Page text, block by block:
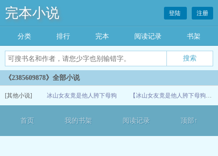
完本小说 登陆 注册
分类 排行 完本 阅读记录 书架
《2385609878》全部小说
[其他小说] 冰山女友竟是他人胯下母狗 【冰山女友竟是他人胯下母狗】第一章（ai文）
首页 我的书架 阅读记录 顶部↑